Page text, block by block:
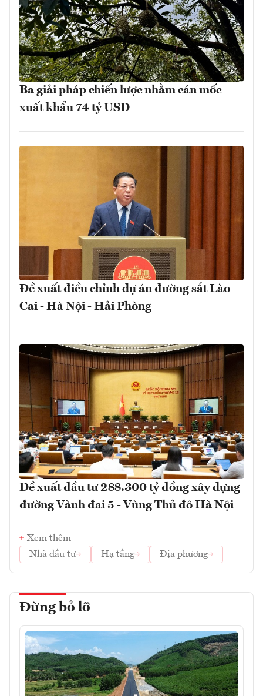
Ba giải pháp chiến lược nhằm cán mốc
xuất khẩu 74 tỷ USD
Đề xuất điều chỉnh dự án đường sắt Lào
Cai - Hà Nội - Hải Phòng
Đề xuất đầu tư 288.300 tỷ đồng xây dựng
đường Vành đai 5 - Vùng Thủ đô Hà Nội
Xem thêm
Nhà đầu tư
Hạ tầng Địa phương
Đừng bỏ lỡ